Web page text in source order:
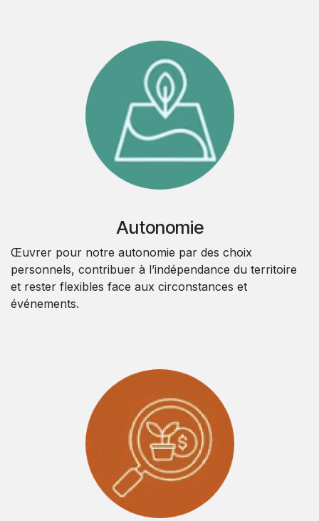
Autonomie
Œuvrer pour notre autonomie par des choix
personnels, contribuer à l’indépendance du territoire
et rester flexibles face aux circonstances et
événements.